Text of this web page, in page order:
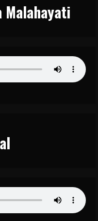
Malahayati